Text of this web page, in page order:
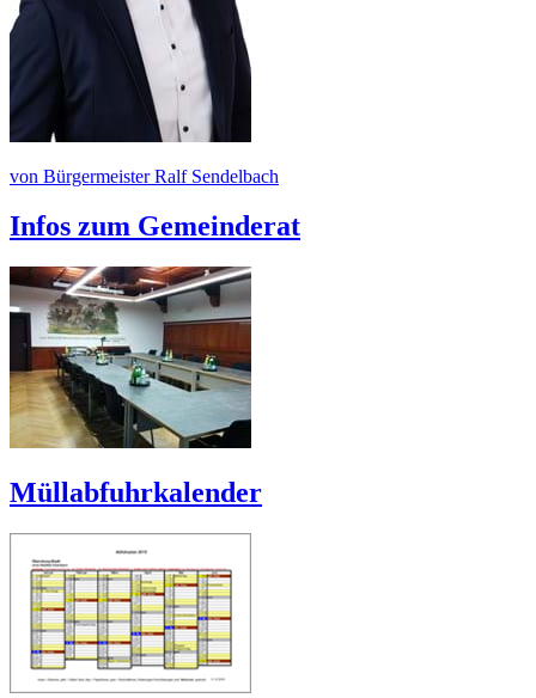
von Bürgermeister Ralf Sendelbach
Infos zum Gemeinderat
Müllabfuhrkalender